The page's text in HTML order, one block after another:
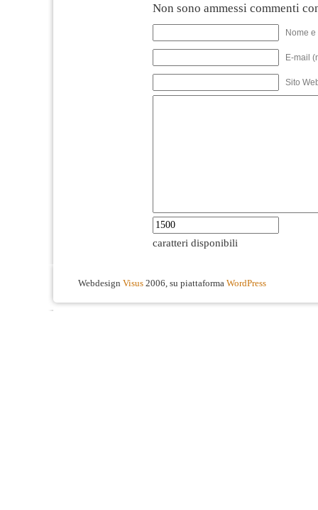
Non sono ammessi commenti
Nome
E-mail
Sito
caratteri disponibili
Webdesign Visus 2006, su piattaforma WordPress